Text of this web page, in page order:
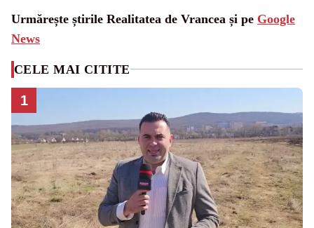
Urmărește știrile Realitatea de Vrancea și pe Google
News
CELE MAI CITITE
1